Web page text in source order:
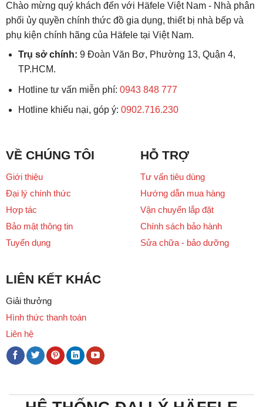
Chào mừng quý khách đến với Häfele Việt Nam - Nhà phân
phối ủy quyền chính thức đồ gia dụng, thiết bị nhà bếp và
phụ kiện chính hãng của Häfele tại Việt Nam.
Trụ sở chính: 9 Đoàn Văn Bơ, Phường 13, Quận 4,
TP.HCM.
Hotline tư vấn miễn phí: 0943 848 777
Hotline khiếu nại, góp ý: 0902.716.230
VỀ CHÚNG TÔI
Giới thiệu
Đại lý chính thức
Hợp tác
Bảo mật thông tin
Tuyển dụng
HỖ TRỢ
Tư vấn tiêu dùng
Hướng dẫn mua hàng
Vận chuyển lắp đặt
Chính sách bảo hành
Sửa chữa - bảo dưỡng
LIÊN KẾT KHÁC
Giải thưởng
Hình thức thanh toán
Liên hệ